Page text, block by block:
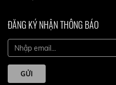
ĐĂNG KÝ NHẬN THÔNG BÁO
GỬI